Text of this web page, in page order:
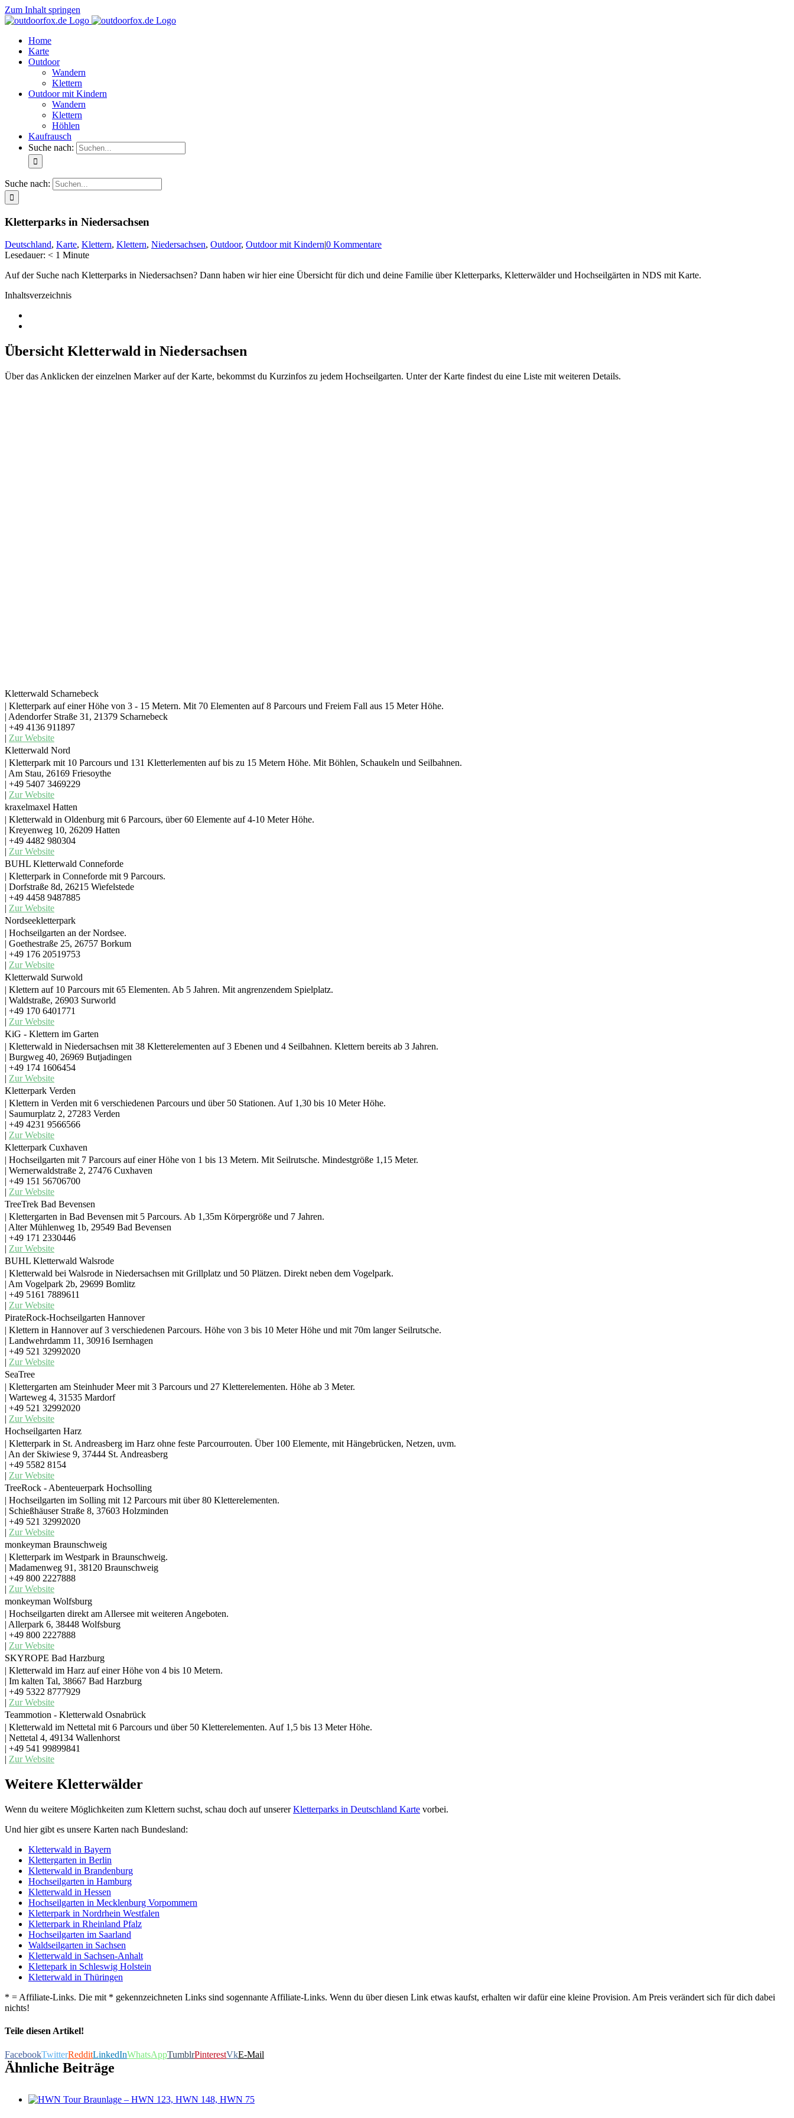
Zum Inhalt springen
Home
Karte
Outdoor
Wandern
Klettern
Outdoor mit Kindern
Wandern
Klettern
Höhlen
Kaufrausch
Suche nach:
Suche nach:
Kletterparks in Niedersachsen
Deutschland, Karte, Klettern, Klettern, Niedersachsen, Outdoor, Outdoor mit Kindern|0 Kommentare
Lesedauer: < 1 Minute
Auf der Suche nach Kletterparks in Niedersachsen? Dann haben wir hier eine Übersicht für dich und deine Familie über Kletterparks, Kletterwälder und Hochseilgärten in NDS mit Karte.
Inhaltsverzeichnis
Übersicht Kletterwald in Niedersachsen
Über das Anklicken der einzelnen Marker auf der Karte, bekommst du Kurzinfos zu jedem Hochseilgarten. Unter der Karte findest du eine Liste mit weiteren Details.
Kletterwald Scharnebeck
| Kletterpark auf einer Höhe von 3 - 15 Metern. Mit 70 Elementen auf 8 Parcours und Freiem Fall aus 15 Meter Höhe.
| Adendorfer Straße 31, 21379 Scharnebeck
| +49 4136 911897
| Zur Website
Kletterwald Nord
| Kletterpark mit 10 Parcours und 131 Kletterlementen auf bis zu 15 Metern Höhe. Mit Böhlen, Schaukeln und Seilbahnen.
| Am Stau, 26169 Friesoythe
| +49 5407 3469229
| Zur Website
kraxelmaxel Hatten
| Kletterwald in Oldenburg mit 6 Parcours, über 60 Elemente auf 4-10 Meter Höhe.
| Kreyenweg 10, 26209 Hatten
| +49 4482 980304
| Zur Website
BUHL Kletterwald Conneforde
| Kletterpark in Conneforde mit 9 Parcours.
| Dorfstraße 8d, 26215 Wiefelstede
| +49 4458 9487885
| Zur Website
Nordseekletterpark
| Hochseilgarten an der Nordsee.
| Goethestraße 25, 26757 Borkum
| +49 176 20519753
| Zur Website
Kletterwald Surwold
| Klettern auf 10 Parcours mit 65 Elementen. Ab 5 Jahren. Mit angrenzendem Spielplatz.
| Waldstraße, 26903 Surworld
| +49 170 6401771
| Zur Website
KiG - Klettern im Garten
| Kletterwald in Niedersachsen mit 38 Kletterelementen auf 3 Ebenen und 4 Seilbahnen. Klettern bereits ab 3 Jahren.
| Burgweg 40, 26969 Butjadingen
| +49 174 1606454
| Zur Website
Kletterpark Verden
| Klettern in Verden mit 6 verschiedenen Parcours und über 50 Stationen. Auf 1,30 bis 10 Meter Höhe.
| Saumurplatz 2, 27283 Verden
| +49 4231 9566566
| Zur Website
Kletterpark Cuxhaven
| Hochseilgarten mit 7 Parcours auf einer Höhe von 1 bis 13 Metern. Mit Seilrutsche. Mindestgröße 1,15 Meter.
| Wernerwaldstraße 2, 27476 Cuxhaven
| +49 151 56706700
| Zur Website
TreeTrek Bad Bevensen
| Klettergarten in Bad Bevensen mit 5 Parcours. Ab 1,35m Körpergröße und 7 Jahren.
| Alter Mühlenweg 1b, 29549 Bad Bevensen
| +49 171 2330446
| Zur Website
BUHL Kletterwald Walsrode
| Kletterwald bei Walsrode in Niedersachsen mit Grillplatz und 50 Plätzen. Direkt neben dem Vogelpark.
| Am Vogelpark 2b, 29699 Bomlitz
| +49 5161 7889611
| Zur Website
PirateRock-Hochseilgarten Hannover
| Klettern in Hannover auf 3 verschiedenen Parcours. Höhe von 3 bis 10 Meter Höhe und mit 70m langer Seilrutsche.
| Landwehrdamm 11, 30916 Isernhagen
| +49 521 32992020
| Zur Website
SeaTree
| Klettergarten am Steinhuder Meer mit 3 Parcours und 27 Kletterelementen. Höhe ab 3 Meter.
| Warteweg 4, 31535 Mardorf
| +49 521 32992020
| Zur Website
Hochseilgarten Harz
| Kletterpark in St. Andreasberg im Harz ohne feste Parcourrouten. Über 100 Elemente, mit Hängebrücken, Netzen, uvm.
| An der Skiwiese 9, 37444 St. Andreasberg
| +49 5582 8154
| Zur Website
TreeRock - Abenteuerpark Hochsolling
| Hochseilgarten im Solling mit 12 Parcours mit über 80 Kletterelementen.
| Schießhäuser Straße 8, 37603 Holzminden
| +49 521 32992020
| Zur Website
monkeyman Braunschweig
| Kletterpark im Westpark in Braunschweig.
| Madamenweg 91, 38120 Braunschweig
| +49 800 2227888
| Zur Website
monkeyman Wolfsburg
| Hochseilgarten direkt am Allersee mit weiteren Angeboten.
| Allerpark 6, 38448 Wolfsburg
| +49 800 2227888
| Zur Website
SKYROPE Bad Harzburg
| Kletterwald im Harz auf einer Höhe von 4 bis 10 Metern.
| Im kalten Tal, 38667 Bad Harzburg
| +49 5322 8777929
| Zur Website
Teammotion - Kletterwald Osnabrück
| Kletterwald im Nettetal mit 6 Parcours und über 50 Kletterelementen. Auf 1,5 bis 13 Meter Höhe.
| Nettetal 4, 49134 Wallenhorst
| +49 541 99899841
| Zur Website
Weitere Kletterwälder
Wenn du weitere Möglichkeiten zum Klettern suchst, schau doch auf unsererKletterparks in Deutschland Karte vorbei.
Und hier gibt es unsere Karten nach Bundesland:
Kletterwald in Bayern
Klettergarten in Berlin
Kletterwald in Brandenburg
Hochseilgarten in Hamburg
Kletterwald in Hessen
Hochseilgarten in Mecklenburg Vorpommern
Kletterpark in Nordrhein Westfalen
Kletterpark in Rheinland Pfalz
Hochseilgarten im Saarland
Waldseilgarten in Sachsen
Kletterwald in Sachsen-Anhalt
Klettepark in Schleswig Holstein
Kletterwald in Thüringen
* = Affiliate-Links. Die mit * gekennzeichneten Links sind sogennante Affiliate-Links. Wenn du über diesen Link etwas kaufst, erhalten wir dafür eine kleine Provision. Am Preis verändert sich für dich dabei
nichts!
Teile diesen Artikel!
FacebookTwitterRedditLinkedInWhatsAppTumblrPinterestVkE-Mail
Ähnliche Beiträge